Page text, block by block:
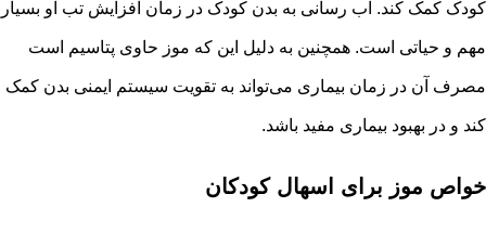
کودک کمک کند. آب رسانی به بدن کودک در زمان افزایش تب او بسیار
مهم و حیاتی است. همچنین به دلیل این که موز حاوی پتاسیم است
مصرف آن در زمان بیماری می‌تواند به تقویت سیستم ایمنی بدن کمک
کند و در بهبود بیماری مفید باشد.
خواص موز برای اسهال کودکان